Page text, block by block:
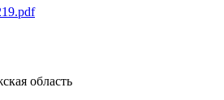
область